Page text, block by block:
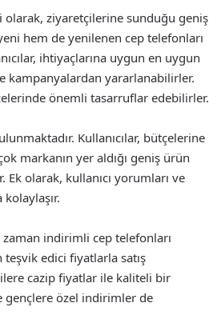
olarak, ziyaretçilerine sunduğu geniş
hem de yenilenen cep telefonları
ihtiyaçlarına uygun en uygun
kampanyalardan yararlanabilirler.
önemli tasarruflar edebilirler.
Kullanıcılar, bütçelerine
markanın yer aldığı geniş ürün
Ek olarak, kullanıcı yorumları ve
indirimli cep telefonları
edici fiyatlarla satış
cazip fiyatlar ile kaliteli bir
gençlere özel indirimler de